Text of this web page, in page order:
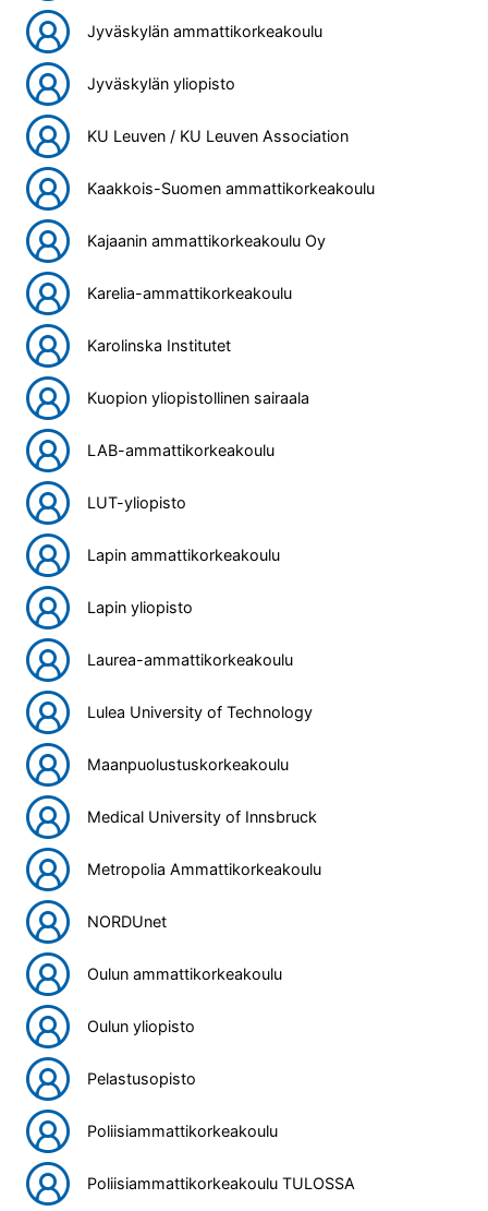
Jyväskylän ammattikorkeakoulu
Jyväskylän yliopisto
KU Leuven / KU Leuven Association
Kaakkois-Suomen ammattikorkeakoulu
Kajaanin ammattikorkeakoulu Oy
Karelia-ammattikorkeakoulu
Karolinska Institutet
Kuopion yliopistollinen sairaala
LAB-ammattikorkeakoulu
LUT-yliopisto
Lapin ammattikorkeakoulu
Lapin yliopisto
Laurea-ammattikorkeakoulu
Lulea University of Technology
Maanpuolustuskorkeakoulu
Medical University of Innsbruck
Metropolia Ammattikorkeakoulu
NORDUnet
Oulun ammattikorkeakoulu
Oulun yliopisto
Pelastusopisto
Poliisiammattikorkeakoulu
Poliisiammattikorkeakoulu TULOSSA